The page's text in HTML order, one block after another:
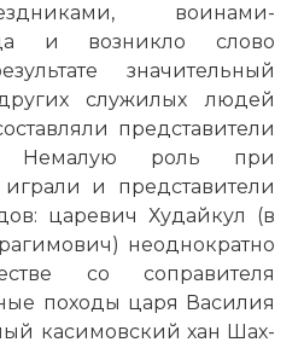
воинами-
и возникло слово
значительный
служилых людей
представители
Heмалую роль при
и представители
царевич Худайкул (в
неоднократно
со соправителя
походы царя Василия
касимовский хан Шах-